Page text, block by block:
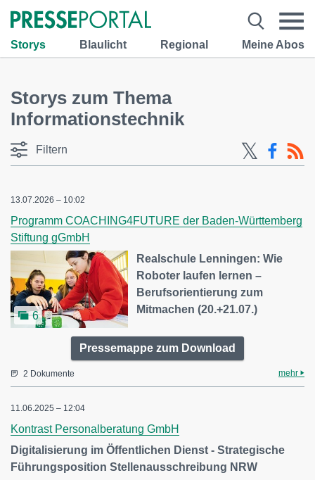
Storys Blaulicht Regional Meine Abos
Storys zum Thema
Informationstechnik
Filtern
13.07.2026 – 10:02
Programm COACHING4FUTURE der Baden-Württemberg
Stiftung gGmbH
6
Realschule Lenningen: Wie
Roboter laufen lernen –
Berufsorientierung zum
Mitmachen (20.+21.07.)
Pressemappe zum Download
2 Dokumente mehr
11.06.2025 – 12:04
Kontrast Personalberatung GmbH
Digitalisierung im Öffentlichen Dienst - Strategische
Führungsposition Stellenausschreibung NRW